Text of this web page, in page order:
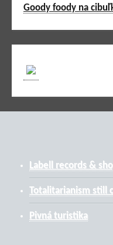
Goody foody na
Labell records &
Totalitarianism still
Pivná turistika